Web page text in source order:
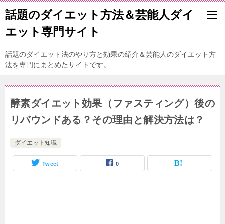
話題のダイエット方法＆芸能人ダイ
エット専門サイト
話題のダイエット法のやり方と効果の紹介＆芸能人のダイエット方
法を専門にまとめたサイトです。
酵素ダイエット効果（ファスティング）後の
リバウンドある？その理由と解決方法は？
ダイエット知識
Tweet 0